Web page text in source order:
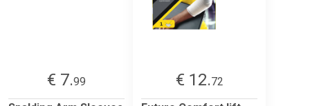
€ 7.99
€ 12.72